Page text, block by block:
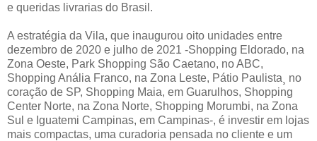
e queridas livrarias do Brasil.
A estratégia da Vila, que inaugurou oito unidades entre
dezembro de 2020 e julho de 2021 -Shopping Eldorado, na
Zona Oeste, Park Shopping São Caetano, no ABC,
Shopping Anália Franco, na Zona Leste, Pátio Paulista¸ no
coração de SP, Shopping Maia, em Guarulhos, Shopping
Center Norte, na Zona Norte, Shopping Morumbi, na Zona
Sul e Iguatemi Campinas, em Campinas-, é investir em lojas
mais compactas, uma curadoria pensada no cliente e um